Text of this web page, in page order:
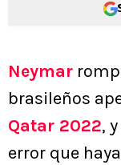
Neymar
brasileños
Qatar 2022,
error que